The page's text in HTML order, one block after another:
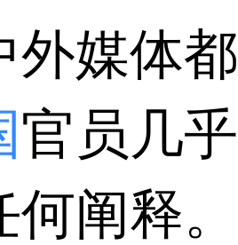
体都
官员几
阐释。